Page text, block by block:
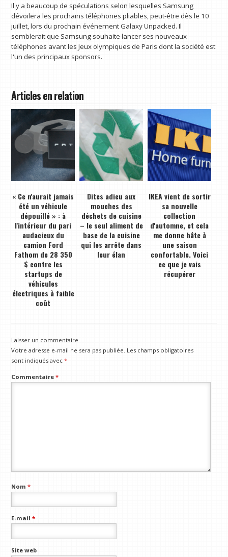
Il y a beaucoup de spéculations selon lesquelles Samsung
dévoilera les prochains téléphones pliables, peut-être dès le 10
juillet, lors du prochain événement Galaxy Unpacked. Il
semblerait que Samsung souhaite lancer ses nouveaux
téléphones avant les Jeux olympiques de Paris dont la société est
l'un des principaux sponsors.
Articles en relation
« Ce n'aurait jamais
été un véhicule
dépouillé » : à
l'intérieur du pari
audacieux du
camion Ford
Fathom de 28 350
$ contre les
startups de
véhicules
électriques à faible
coût
Dites adieu aux
mouches des
déchets de cuisine
– le seul aliment de
base de la cuisine
qui les arrête dans
leur élan
IKEA vient de sortir
sa nouvelle
collection
d'automne, et cela
me donne hâte à
une saison
confortable. Voici
ce que je vais
récupérer
Laisser un commentaire
Votre adresse e-mail ne sera pas publiée. Les champs obligatoires
sont indiqués avec*
Commentaire*
Nom*
E-mail*
Site web